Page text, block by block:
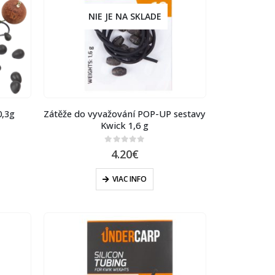
NIE JE NA SKLADE
Zátěže do vyvažování POP-UP sestavy
Kwick 1,6 g
out of 5
4.20€
VIAC INFO